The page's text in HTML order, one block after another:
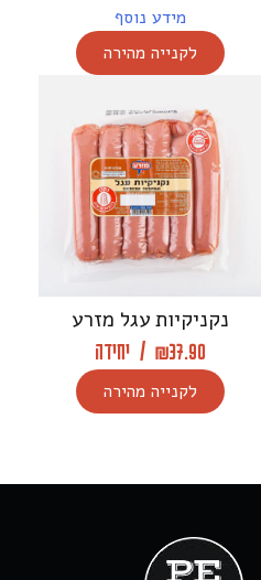
מידע נוסף
לקנייה מהירה
נקניקיות עגל מזרע
₪37.90
/ יחידה
לקנייה מהירה